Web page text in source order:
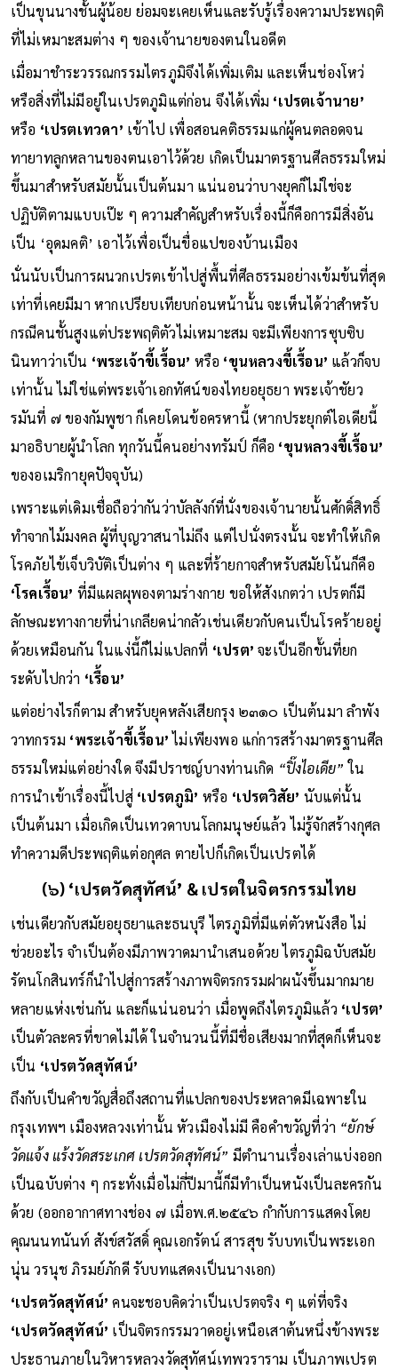
เป็นขุนนางชั้นผู้น้อย ย่อมจะเคยเห็นและรับรู้เรื่องความประพฤติ
ที่ไม่เหมาะสมต่าง ๆ ของเจ้านายของตนในอดีต
เมื่อมาชำระวรรณกรรมไตรภูมิจึงได้เพิ่มเติม และเห็นช่องโหว่
หรือสิ่งที่ไม่มีอยู่ในเปรตภูมิแต่ก่อน จึงได้เพิ่ม ‘เปรตเจ้านาย’
หรือ ‘เปรตเทวดา’ เข้าไป เพื่อสอนคติธรรมแก่ผู้คนตลอดจน
ทายาทลูกหลานของตนเอาไว้ด้วย เกิดเป็นมาตรฐานศีลธรรมใหม่
ขึ้นมาสำหรับสมัยนั้นเป็นต้นมา แน่นอนว่าบางยุคก็ไม่ใช่จะ
ปฏิบัติตามแบบเป๊ะ ๆ ความสำคัญสำหรับเรื่องนี้ก็คือการมีสิ่งอัน
เป็น ‘อุดมคติ’ เอาไว้เพื่อเป็นขื่อแปของบ้านเมือง
นั่นนับเป็นการผนวกเปรตเข้าไปสู่พื้นที่ศีลธรรมอย่างเข้มข้นที่สุด
เท่าที่เคยมีมา หากเปรียบเทียบก่อนหน้านั้น จะเห็นได้ว่าสำหรับ
กรณีคนชั้นสูงแต่ประพฤติตัวไม่เหมาะสม จะมีเพียงการซุบซิบ
นินทาว่าเป็น ‘พระเจ้าขี้เรื้อน’ หรือ ‘ขุนหลวงขี้เรื้อน’ แล้วก็จบ
เท่านั้น ไม่ใช่แต่พระเจ้าเอกทัศน์ของไทยอยุธยา พระเจ้าชัยว
รมันที่ ๗ ของกัมพูชา ก็เคยโดนข้อครหานี้ (หากประยุกต์ไอเดียนี้
มาอธิบายผู้นำโลก ทุกวันนี้คนอย่างทรัมป์ ก็คือ ‘ขุนหลวงขี้เรื้อน’
ของอเมริกายุคปัจจุบัน)
เพราะแต่เดิมเชื่อถือว่ากันว่าบัลลังก์ที่นั่งของเจ้านายนั้นศักดิ์สิทธิ์
ทำจากไม้มงคล ผู้ที่บุญวาสนาไม่ถึง แต่ไปนั่งตรงนั้น จะทำให้เกิด
โรคภัยไข้เจ็บวิบัติเป็นต่าง ๆ และที่ร้ายกาจสำหรับสมัยโน้นก็คือ
‘โรคเรื้อน’ ที่มีแผลผุพองตามร่างกาย ขอให้สังเกตว่า เปรตก็มี
ลักษณะทางกายที่น่าเกลียดน่ากลัวเช่นเดียวกับคนเป็นโรคร้ายอยู่
ด้วยเหมือนกัน ในแง่นี้ก็ไม่แปลกที่ ‘เปรต’จะเป็นอีกขั้นที่ยก
ระดับไปกว่า ‘เรื้อน’
แต่อย่างไรก็ตาม สำหรับยุคหลังเสียกรุง ๒๓๑๐ เป็นต้นมา ลำพัง
วาทกรรม ‘พระเจ้าขี้เรื้อน’ไม่เพียงพอ แก่การสร้างมาตรฐานศีล
ธรรมใหม่แต่อย่างใด จึงมีปราชญ์บางท่านเกิด “ปิ๊งไอเดีย”ใน
การนำเข้าเรื่องนี้ไปสู่ ‘เปรตภูมิ’ หรือ ‘เปรตวิสัย’ นับแต่นั้น
เป็นต้นมา เมื่อเกิดเป็นเทวดาบนโลกมนุษย์แล้ว ไม่รู้จักสร้างกุศล
ทำความดีประพฤติแต่อกุศล ตายไปก็เกิดเป็นเปรตได้
(๖) ‘เปรตวัดสุทัศน์’ & เปรตในจิตรกรรมไทย
เช่นเดียวกับสมัยอยุธยาและธนบุรี ไตรภูมิที่มีแต่ตัวหนังสือ ไม่
ช่วยอะไร จำเป็นต้องมีภาพวาดมานำเสนอด้วย ไตรภูมิฉบับสมัย
รัตนโกสินทร์ก็นำไปสู่การสร้างภาพจิตรกรรมฝาผนังขึ้นมากมาย
หลายแห่งเช่นกัน และก็แน่นอนว่า เมื่อพูดถึงไตรภูมิแล้ว ‘เปรต’
เป็นตัวละครที่ขาดไม่ได้ ในจำนวนนี้ที่มีชื่อเสียงมากที่สุดก็เห็นจะ
เป็น ‘เปรตวัดสุทัศน์’
ถึงกับเป็นคำขวัญสื่อถึงสถานที่แปลกของประหลาดมีเฉพาะใน
กรุงเทพฯ เมืองหลวงเท่านั้น หัวเมืองไม่มี คือคำขวัญที่ว่า “ยักษ์
วัดแจ้ง แร้งวัดสระเกศ เปรตวัดสุทัศน์” มีตำนานเรื่องเล่าแบ่งออก
เป็นฉบับต่าง ๆ กระทั่งเมื่อไม่กี่ปีมานี้ก็มีทำเป็นหนังเป็นละครกัน
ด้วย (ออกอากาศทางช่อง ๗ เมื่อพ.ศ.๒๕๔๖ กำกับการแสดงโดย
คุณนนทนันท์ สังข์สวัสดิ์ คุณเอกรัตน์ สารสุข รับบทเป็นพระเอก
นุ่น วรนุช ภิรมย์ภักดี รับบทแสดงเป็นนางเอก)
‘เปรตวัดสุทัศน์’ คนจะชอบคิดว่าเป็นเปรตจริง ๆ แต่ที่จริง
‘เปรตวัดสุทัศน์’ เป็นจิตรกรรมวาดอยู่เหนือเสาต้นหนึ่งข้างพระ
ประธานภายในวิหารหลวงวัดสุทัศน์เทพวราราม เป็นภาพเปรต